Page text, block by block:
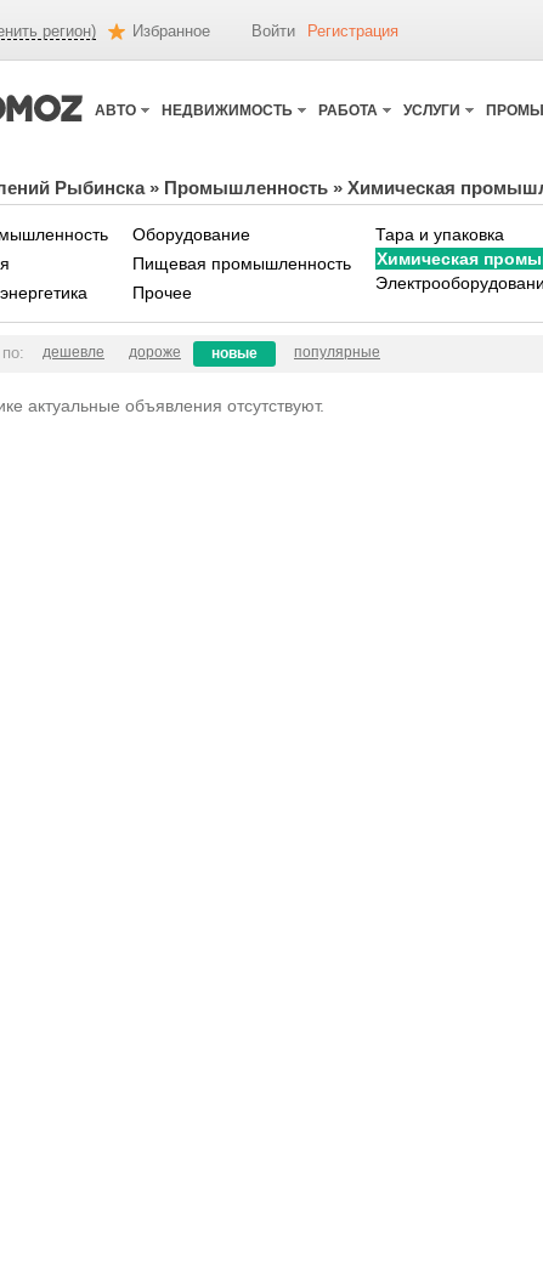
регион) Избранное Войти Регистрация
АВТО НЕДВИЖИМОСТЬ РАБОТА УСЛУГИ
Рыбинска» Промышленность » Химическая
Оборудование
Пищевая промышленность
Прочее
Тара и упаковка
Химическая
дешевле дороже новые популярные
актуальные объявления отсутствуют.